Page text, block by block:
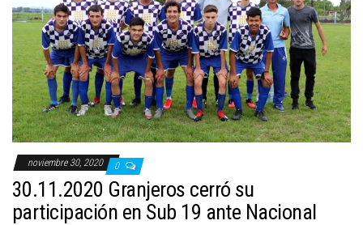
noviembre 30, 2020 0
30.11.2020 Granjeros cerró su
participación en Sub 19 ante Nacional